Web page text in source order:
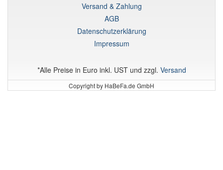
Versand & Zahlung
AGB
Datenschutzerklärung
Impressum
*Alle Preise in Euro inkl. UST und zzgl. Versand
Copyright by HaBeFa.de GmbH